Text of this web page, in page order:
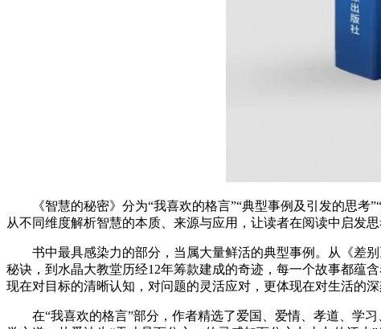
《智慧的秘密》分为“我喜欢的格言”“典型事例及引发的思
从不同维度解析智慧的本质、来源与应用，让读者在阅读中启发思
书中最具感染力的部分，当属大量鲜活的典型事例。从《差
秘诀，到水晶大教堂历经12年筹款建成的奇迹，每一个故事都蕴
现在对目标的清晰认知，对问题的灵活应对，更体现在对生活的深
在“我喜欢的格言”部分，作者精选了爱国、爱情、孝道、学